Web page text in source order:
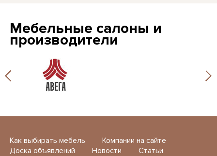
Мебельные салоны и
производители
Как выбирать мебель
Компании на сайте
Доска объявлений
Новости Статьи